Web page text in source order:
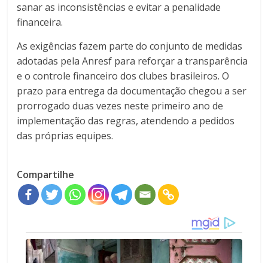
sanar as inconsistências e evitar a penalidade
financeira.
As exigências fazem parte do conjunto de medidas
adotadas pela Anresf para reforçar a transparência
e o controle financeiro dos clubes brasileiros. O
prazo para entrega da documentação chegou a ser
prorrogado duas vezes neste primeiro ano de
implementação das regras, atendendo a pedidos
das próprias equipes.
Compartilhe